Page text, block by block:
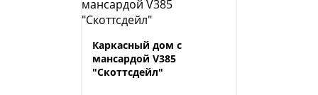
Каркасный дом с
мансардой V385
"Скоттсдейл"